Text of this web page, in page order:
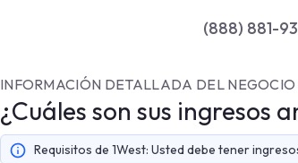
(888) 881-
INFORMACIÓN DETALLADA DEL NEGOCIO
¿Cuáles son sus ingresos
Requisitos de 1West: Usted debe tener